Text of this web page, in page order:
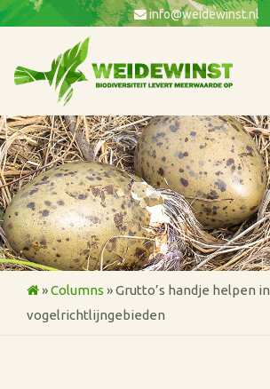
info@weidewinst.nl
»Columns »Grutto’s handje helpen in
vogelrichtlijngebieden